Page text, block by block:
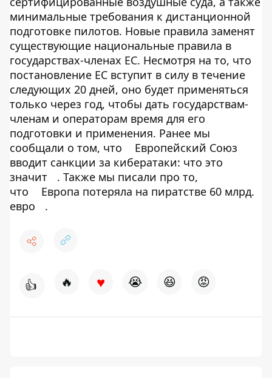
минимальные требования к дистанционной
подготовке пилотов. Новые правила заменят
существующие национальные правила в
государствах-членах ЕС. Несмотря на то, что
постановление ЕС вступит в силу в течение
следующих 20 дней, оно будет применяться
только через год, чтобы дать государствам-
членам и операторам время для его
подготовки и применения. Ранее мы
сообщали о том, что
Европейский Союз
вводит санкции за кибератаки: что это
значит
. Также мы писали про то,
что
Европа потеряла на пиратстве 60 млрд.
евро
.
👍 🔥 ♥ 😭 😆 😡